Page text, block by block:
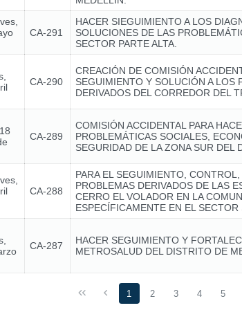
CA-291
HACER SIEGUIMIENTO A LOS
SOLUCIONES DE LAS
SECTOR PARTE ALTA.
CA-290
CREACIÓN DE COMISIÓN
SEGUIMIENTO Y SOLUCIÓN A LOS
DERIVADOS DEL CORREDOR DEL
CA-289
COMISIÓN ACCIDENTAL PARA
PROBLEMÁTICAS SOCIALES,
SEGURIDAD DE LA ZONA SUR DEL
CA-288
PARA EL SEGUIMIENTO,
PROBLEMAS DERIVADOS DE LAS
CERRO EL VOLADOR EN LA
ESPECÍFICAMENTE EN EL SECTOR
CA-287
HACER SEGUIMIENTO Y
METROSALUD DEL DISTRITO DE
1 2 3 4 5